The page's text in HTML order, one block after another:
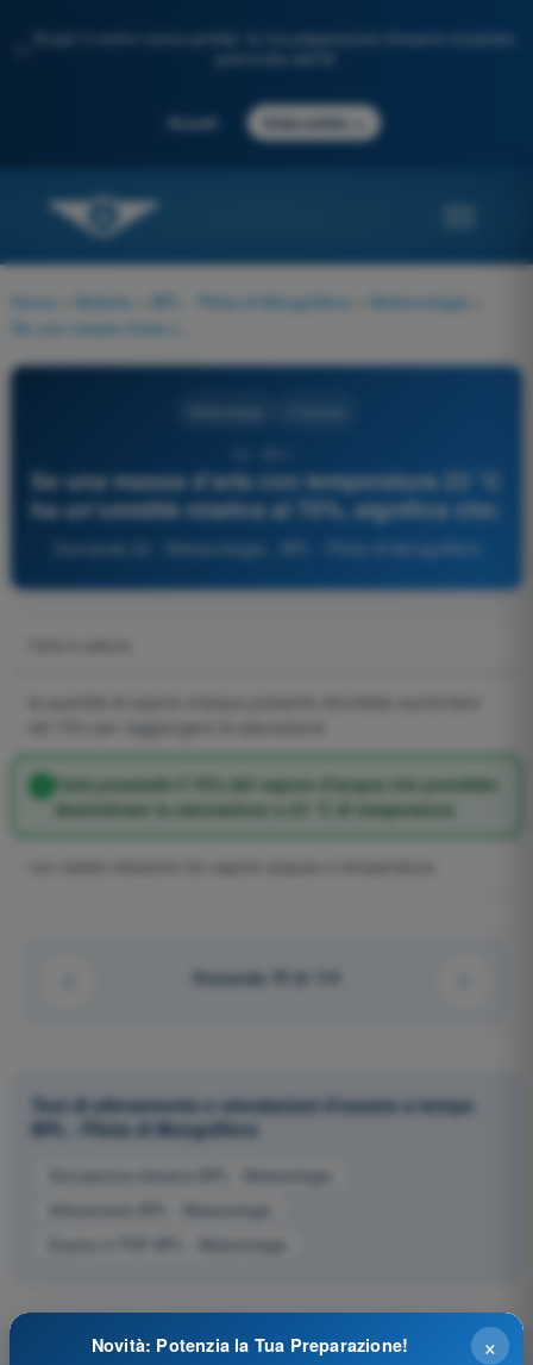
Scopri il nostro nuovo portale: la tua preparazione d'esame completa,
Accedi Inizia subito
Home Materie BPL - Pilota di Mongolfiera Meteorologia
Se una massa d'aria con temperatura 23 °C
ha un'umidità relativa al 70%, significa che:
l'aria possiede il 70% del vapore d'acqua che potrebbe
determinare la saturazione a 23 °C di temperatura
Domanda 79 di 114
Test di allenamento e simulazioni d'esame a tempo
BPL - Pilota di Mongolfiera
Simulazione d'esame BPL - Meteorologia
Allenamento BPL - Meteorologia
Esame in PDF BPL - Meteorologia
×
Novità: Potenzia la Tua Preparazione!